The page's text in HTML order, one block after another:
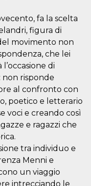
fa la scelta
figura di
movimento non
che lei
di
non risponde
al confronto con
poetico e letterario
voci e creando così
e ragazzi che
tra individuo e
Menni e
un viaggio
intrecciando le
a logged-in
status for a
user
between
pages.
1 year 1
month
This cookie
is generally
used for
performance
and
of payment
processing
services,
facilitating
caching of
the browser
to make
pages load
faster.
4 weeks 2
This cookie